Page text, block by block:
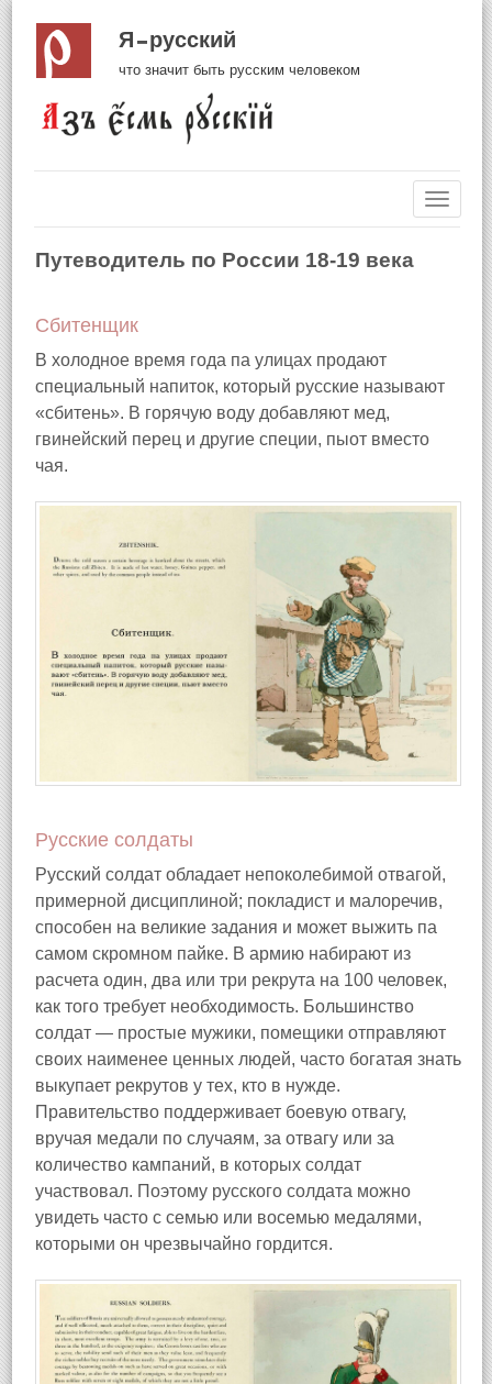
Я русский
что значит быть русским человеком
Путеводитель по России 18-19 века
Сбитенщик
В холодное время года па улицах продают
специальный напиток, который русские называют
«сбитень». В горячую воду добавляют мед,
гвинейский перец и другие специи, пыот вместо
чая.
Русские солдаты
Русский солдат обладает непоколебимой отвагой,
примерной дисциплиной; покладист и малоречив,
способен на великие задания и может выжить па
самом скромном пайке. В армию набирают из
расчета один, два или три рекрута на 100 человек,
как того требует необходимость. Большинство
солдат — простые мужики, помещики отправляют
своих наименее ценных людей, часто богатая знать
выкупает рекрутов у тех, кто в нужде.
Правительство поддерживает боевую отвагу,
вручая медали по случаям, за отвагу или за
количество кампаний, в которых солдат
участвовал. Поэтому русского солдата можно
увидеть часто с семью или восемью медалями,
которыми он чрезвычайно гордится.